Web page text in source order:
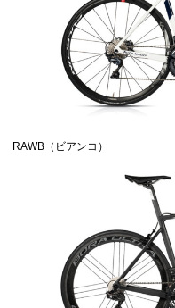
RAWB（ビアンコ）